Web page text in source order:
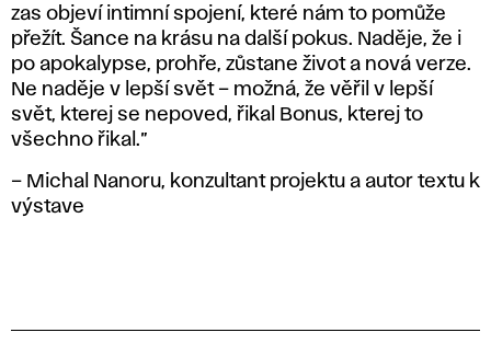
zas objeví intimní spojení, které nám to pomůže
přežít. Šance na krásu na další pokus. Naděje, že i
po apokalypse, prohře, zůstane život a nová verze.
Ne naděje v lepší svět – možná, že věřil v lepší
svět, kterej se nepoved, řikal Bonus, kterej to
všechno řikal.”
– Michal Nanoru, konzultant projektu a autor textu k
výstave